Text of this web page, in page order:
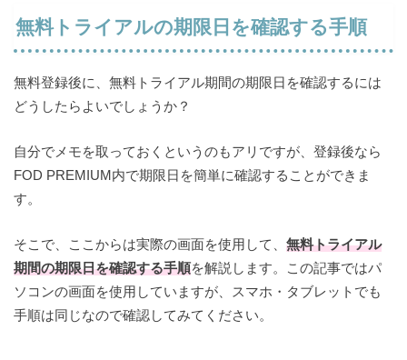
無料トライアルの期限日を確認する手順
無料登録後に、無料トライアル期間の期限日を確認するには
どうしたらよいでしょうか？
自分でメモを取っておくというのもアリですが、登録後なら
FOD PREMIUM内で期限日を簡単に確認することができま
す。
そこで、ここからは実際の画面を使用して、 無料トライアル
期間の期限日を確認する手順を解説します。この記事ではパ
ソコンの画面を使用していますが、スマホ・タブレットでも
手順は同じなので確認してみてください。